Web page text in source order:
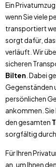
Ein
wenn Sie viele
transportiert
sorgt dafür,
verläuft. Wir
sicheren
Bilten . Dabei
Gegenständen
persönlichen
ankommen. Sie
den gesamten
sorgfältig
Für Ihren
an, um Ihnen den